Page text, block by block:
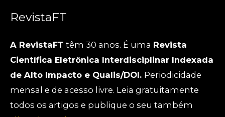
RevistaFT
A RevistaFT têm 30 anos. É uma Revista
Científica Eletrônica Interdisciplinar Indexada
de Alto Impacto e Qualis/DOI. Periodicidade
mensal e de acesso livre. Leia gratuitamente
todos os artigos e publique o seu também